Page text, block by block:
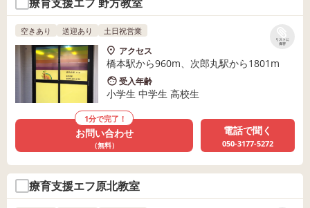
リストに
保存
空きあり 送迎あり 土日祝営業
アクセス
橋本駅から960m、次郎丸駅から1801m
受入年齢
小学生 中学生 高校生
1分で完了！
お問い合わせ
（無料）
電話で聞く
050-3177-5272
療育支援エフ原北教室